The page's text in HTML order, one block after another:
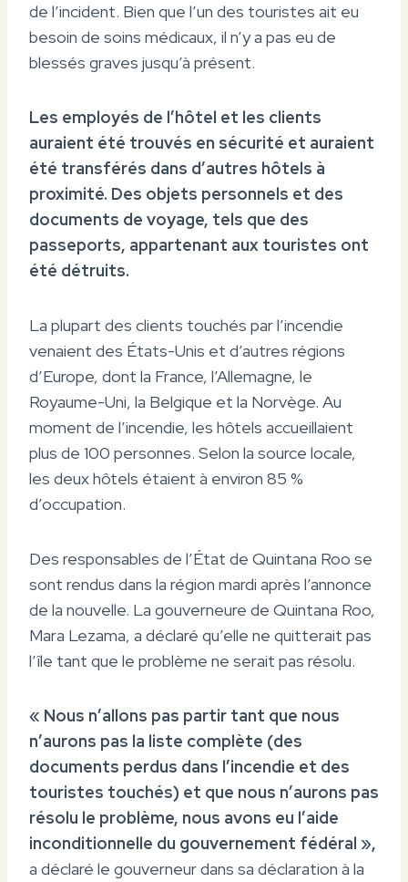
de l’incident. Bien que l’un des touristes ait eu
besoin de soins médicaux, il n’y a pas eu de
blessés graves jusqu’à présent.
Les employés de l’hôtel et les clients
auraient été trouvés en sécurité et auraient
été transférés dans d’autres hôtels à
proximité. Des objets personnels et des
documents de voyage, tels que des
passeports, appartenant aux touristes ont
été détruits.
La plupart des clients touchés par l’incendie
venaient des États-Unis et d’autres régions
d’Europe, dont la France, l’Allemagne, le
Royaume-Uni, la Belgique et la Norvège. Au
moment de l’incendie, les hôtels accueillaient
plus de 100 personnes. Selon la source locale,
les deux hôtels étaient à environ 85 %
d’occupation.
Des responsables de l’État de Quintana Roo se
sont rendus dans la région mardi après l’annonce
de la nouvelle. La gouverneure de Quintana Roo,
Mara Lezama, a déclaré qu’elle ne quitterait pas
l’île tant que le problème ne serait pas résolu.
« Nous n’allons pas partir tant que nous
n’aurons pas la liste complète (des
documents perdus dans l’incendie et des
touristes touchés) et que nous n’aurons pas
résolu le problème, nous avons eu l’aide
inconditionnelle du gouvernement fédéral »,
a déclaré le gouverneur dans sa déclaration à la